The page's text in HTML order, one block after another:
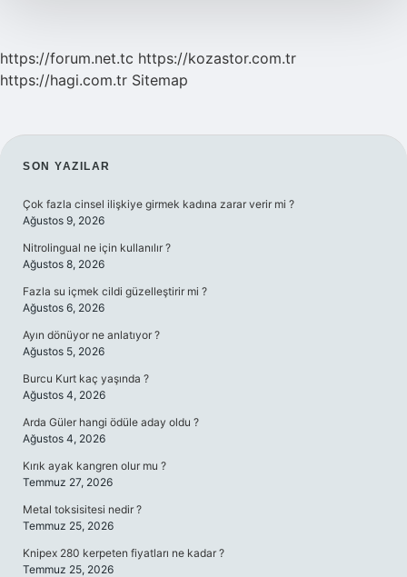
https://forum.net.tc https://kozastor.com.tr
https://hagi.com.tr Sitemap
SIDEBAR
SON YAZILAR
Çok fazla cinsel ilişkiye girmek kadına zarar verir mi ?
Ağustos 9, 2026
Nitrolingual ne için kullanılır ?
Ağustos 8, 2026
Fazla su içmek cildi güzelleştirir mi ?
Ağustos 6, 2026
Ayın dönüyor ne anlatıyor ?
Ağustos 5, 2026
Burcu Kurt kaç yaşında ?
Ağustos 4, 2026
Arda Güler hangi ödüle aday oldu ?
Ağustos 4, 2026
Kırık ayak kangren olur mu ?
Temmuz 27, 2026
Metal toksisitesi nedir ?
Temmuz 25, 2026
Knipex 280 kerpeten fiyatları ne kadar ?
Temmuz 25, 2026